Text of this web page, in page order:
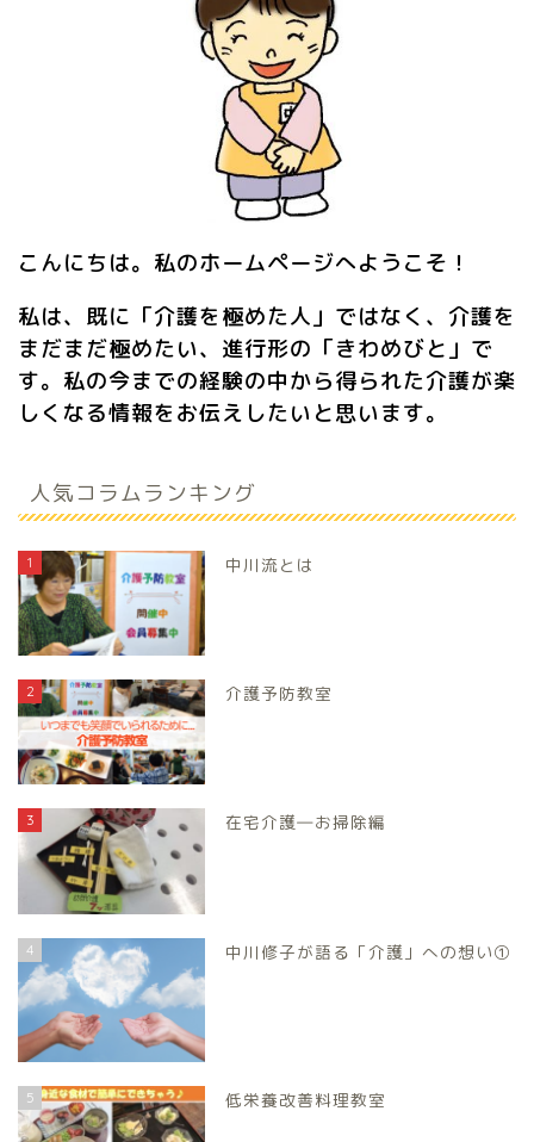
こんにちは。私のホームページへようこそ！
私は、既に「介護を極めた人」ではなく、介護を
まだまだ極めたい、進行形の「きわめびと」で
す。私の今までの経験の中から得られた介護が楽
しくなる情報をお伝えしたいと思います。
人気コラムランキング
1 中川流とは
2 介護予防教室
3 在宅介護―お掃除編
4 中川修子が語る「介護」への想い①
5 低栄養改善料理教室